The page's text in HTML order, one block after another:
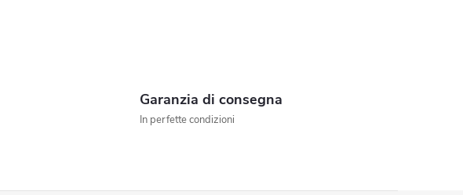
Garanzia di consegna
In perfette condizioni